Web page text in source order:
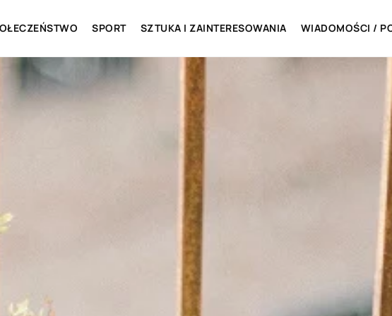
SPORT SZTUKA I ZAINTERESOWANIA WIADOMOŚCI /